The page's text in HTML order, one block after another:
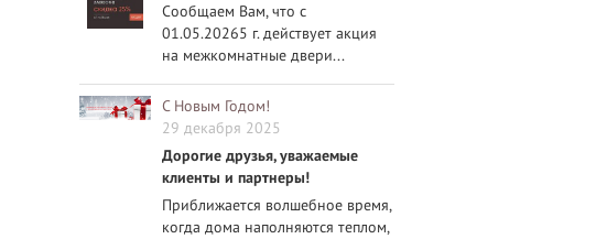
Сообщаем Вам, что с
01.05.20265 г. действует акция
на межкомнатные двери...
С Новым Годом!
29 декабря 2025
Дорогие друзья, уважаемые
клиенты и партнеры!
Приближается волшебное время,
когда дома наполняются теплом,